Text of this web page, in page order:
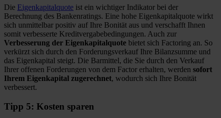
Die Eigenkapitalquote ist ein wichtiger Indikator bei der
Berechnung des Bankenratings. Eine hohe Eigenkapitalquote wirkt
sich unmittelbar positiv auf Ihre Bonität aus und verschafft Ihnen
somit verbesserte Kreditvergabebedingungen. Auch zur
Verbesserung der Eigenkapitalquote bietet sich Factoring an. So
verkürzt sich durch den Forderungsverkauf Ihre Bilanzsumme und
das Eigenkapital steigt. Die Barmittel, die Sie durch den Verkauf
Ihrer offenen Forderungen von dem Factor erhalten, werden sofort
Ihrem Eigenkapital zugerechnet, wodurch sich Ihre Bonität
verbessert.
Tipp 5: Kosten sparen